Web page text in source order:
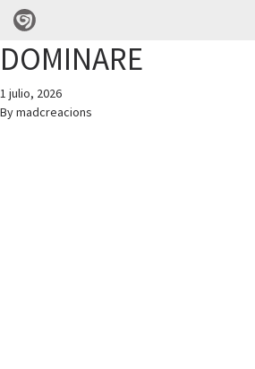
DOMINARE
1 julio, 2026
Bymadcreacions